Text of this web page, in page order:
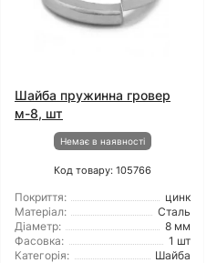
Шайба пружинна гровер
м-8, шт
Немає в наявності
Код товару: 105766
Покриття:
цинк
Матеріал:
Сталь
Діаметр:
8 мм
Фасовка:
1 шт
Категорія:
Шайба